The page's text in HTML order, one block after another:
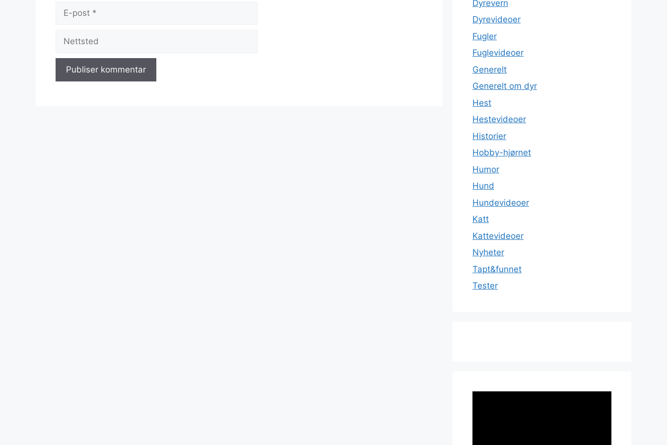
Nettsted
Dyrevern
Dyrevideoer
Fugler
Fuglevideoer
Generelt
Generelt om dyr
Hest
Hestevideoer
Historier
Hobby-hjørnet
Humor
Hund
Hundevideoer
Katt
Kattevideoer
Nyheter
Tapt&funnet
Tester